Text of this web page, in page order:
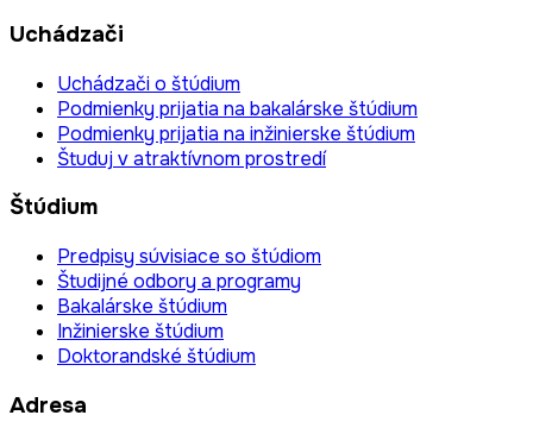
Uchádzači
Uchádzači o štúdium
Podmienky prijatia na bakalárske štúdium
Podmienky prijatia na inžinierske štúdium
Študuj v atraktívnom prostredí
Štúdium
Predpisy súvisiace so štúdiom
Študijné odbory a programy
Bakalárske štúdium
Inžinierske štúdium
Doktorandské štúdium
Adresa